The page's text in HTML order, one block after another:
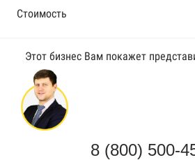
Стоимость
Этот бизнес Вам покажет
8 (800) 500-